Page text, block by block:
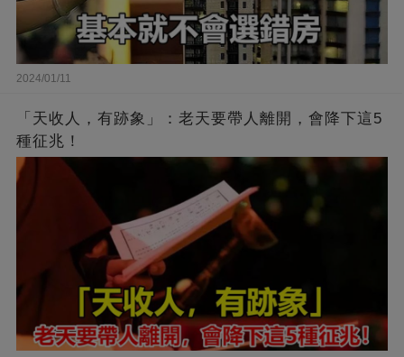
2024/01/11
「天收人，有跡象」：老天要帶人離開，會降下這5
種征兆！